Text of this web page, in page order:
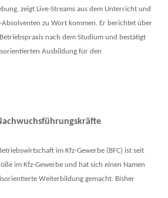
zeigt Live-Streams aus dem Unterricht und
Absolventen zu Wort kommen. Er berichtet über
nach dem Studium und bestätigt
Ausbildung für den
im Kfz-Gewerbe (BFC) ist seit
im Kfz-Gewerbe und hat sich einen Namen
Weiterbildung gemacht. Bisher